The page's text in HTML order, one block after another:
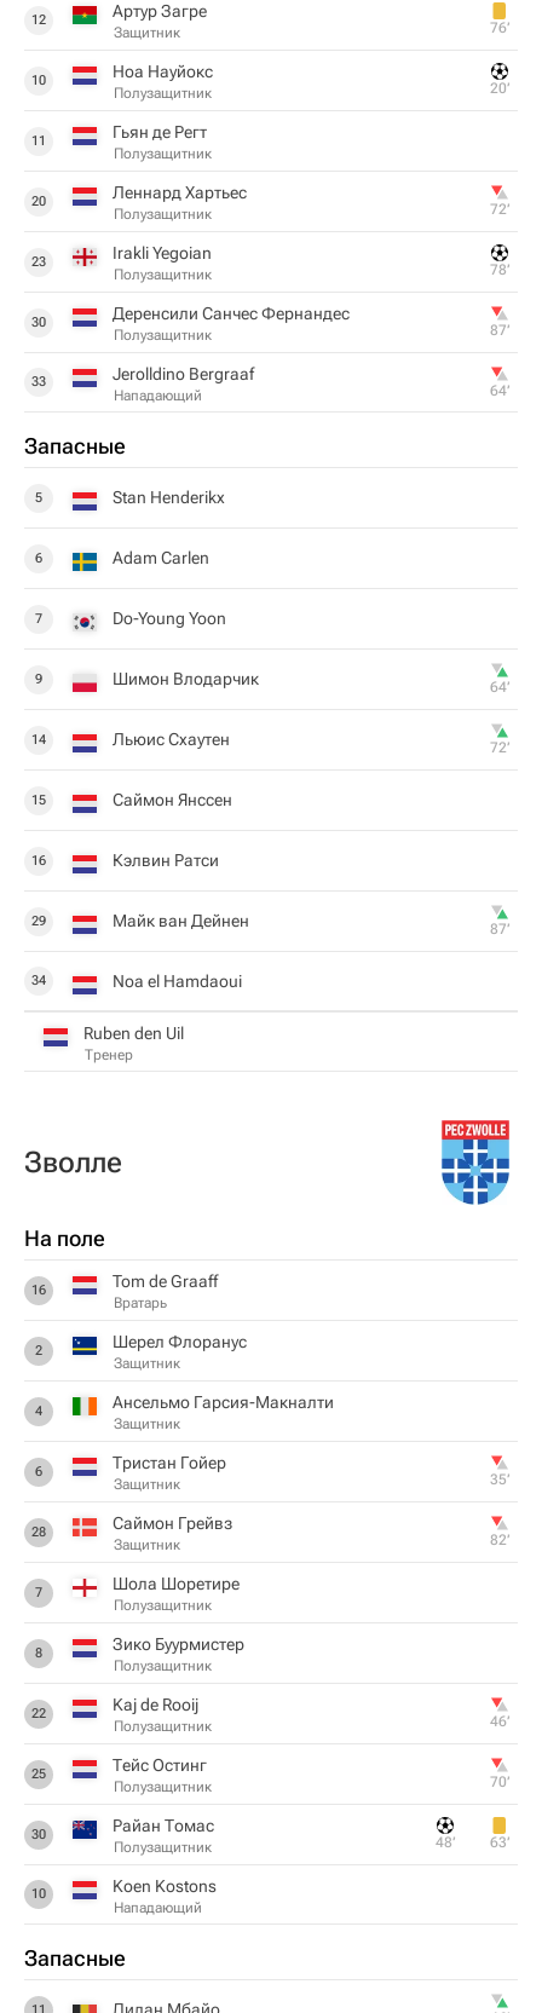
12 Артур Загре
Защитник 76‎’‎
10 Ноа Науйокс
Полузащитник 20‎’‎
11 Гьян де Регт
Полузащитник
20 Леннард Хартьес
Полузащитник 72‎’‎
23 Irakli Yegoian
Полузащитник 78‎’‎
30 Деренсили Санчес Фернандес
Полузащитник 87‎’‎
33 Jerolldino Bergraaf
Нападающий 64‎’‎
Запасные
5 Stan Henderikx
6 Adam Carlen
7 Do-Young Yoon
9 Шимон Влодарчик 64‎’‎
14 Льюис Схаутен 72‎’‎
15 Саймон Янссен
16 Кэлвин Ратси
29 Майк ван Дейнен 87‎’‎
34 Noa el Hamdaoui
Ruben den Uil
Тренер
Зволле
На поле
16 Tom de Graaff
Вратарь
2 Шерел Флоранус
Защитник
4 Ансельмо Гарсия-Макналти
Защитник
6 Тристан Гойер
Защитник 35‎’‎
28 Саймон Грейвз
Защитник 82‎’‎
7 Шола Шоретире
Полузащитник
8 Зико Буурмистер
Полузащитник
22 Kaj de Rooij
Полузащитник 46‎’‎
25 Тейс Остинг
Полузащитник 70‎’‎
30 Райан Томас
Полузащитник 48‎’‎ 63‎’‎
10 Koen Kostons
Нападающий
Запасные
11